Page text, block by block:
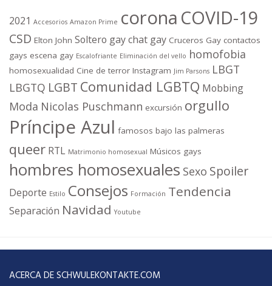
2021 Accesorios Amazon Prime corona COVID-19
CSD Elton John Soltero gaychat gay Cruceros Gay contactos
gays escena gay Escalofriante Eliminación del vello homofobia
homosexualidad Cine de terror Instagram Jim Parsons LBGT
LBGTQ LGBT Comunidad LGBTQ Mobbing
Moda Nicolas Puschmann excursión orgullo
Príncipe Azul famosos bajo las palmeras
queer RTL Matrimonio homosexual Músicos gays
hombres homosexuales Sexo Spoiler
Deporte Estilo Consejos Formación Tendencia
Separación Navidad Youtube
ACERCA DE SCHWULEKONTAKTE.COM